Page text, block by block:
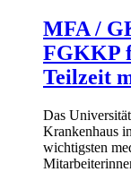
MFA /
FGKKP
Teilzeit
Das
Krankenhaus
wichtigsten